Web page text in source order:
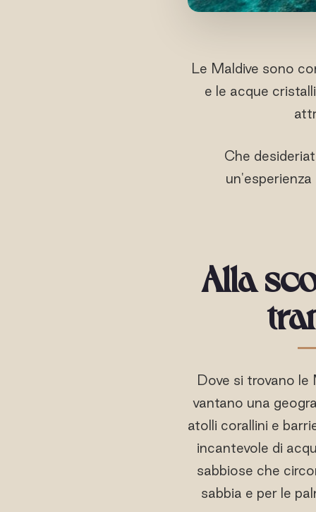
Le Maldive sono
e le acque
Che
Alla
Dove si trovano le
vantano una
atolli corallini e
incantevole di
sabbiose che
sabbia e per le